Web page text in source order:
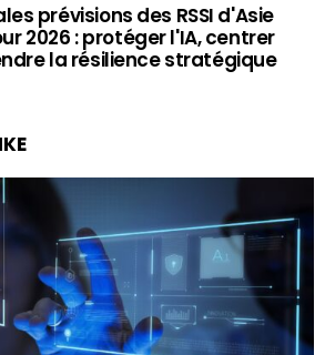
prévisions des RSSI d'Asie
2026 : protéger l'IA, centrer
la résilience stratégique